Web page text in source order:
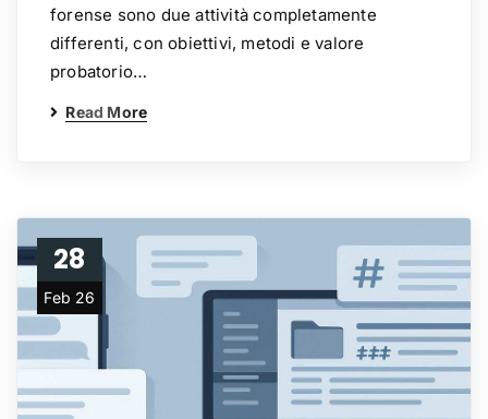
forense sono due attività completamente
differenti, con obiettivi, metodi e valore
probatorio…
Read More
28
Feb 26